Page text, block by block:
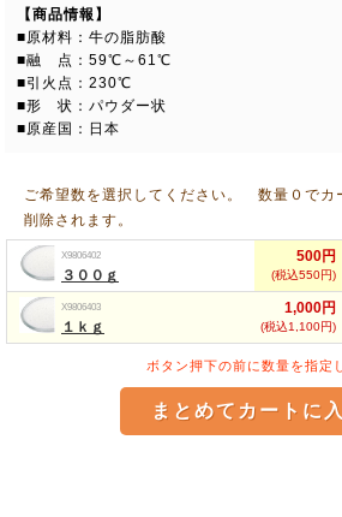
【商品情報】
■原材料：牛の脂肪酸
■融 点：59℃～61℃
■引火点：230℃
■形 状：パウダー状
■原産国：日本
ご希望数を選択してください。 数量０でカ
削除されます。
X9806402
３００ｇ
500円
(税込550円)
X9806403
１ｋｇ
1,000円
(税込1,100円)
ボタン押下の前に数量を指定